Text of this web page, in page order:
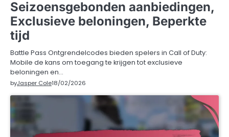
Seizoensgebonden aanbiedingen,
Exclusieve beloningen, Beperkte
tijd
Battle Pass Ontgrendelcodes bieden spelers in Call of Duty:
Mobile de kans om toegang te krijgen tot exclusieve
beloningen en…
byJasper Cole18/02/2026